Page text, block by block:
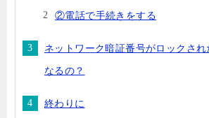
②電話で手続きをする
ネットワーク暗証番号がロックされ
なるの？
終わりに